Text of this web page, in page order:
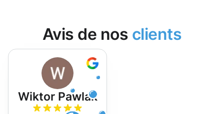
Avis de nos clients
Wiktor Pawlak